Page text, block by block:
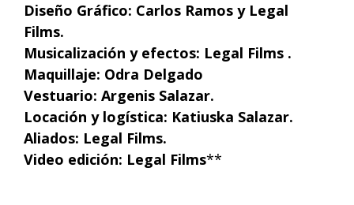
Diseño Gráfico: Carlos Ramos y Legal
Films.
Musicalización y efectos: Legal Films .
Maquillaje: Odra Delgado
Vestuario: Argenis Salazar.
Locación y logística: Katiuska Salazar.
Aliados: Legal Films.
Video edición: Legal Films**